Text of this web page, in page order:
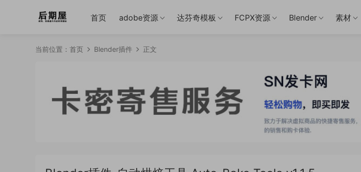
首页 adobe资源 达芬奇模板 FCPX资源 Blender 素材
当前位置： 首页 Blender插件 正文